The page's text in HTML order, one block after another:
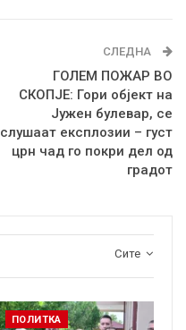
СЛЕДНА
ГОЛЕМ ПОЖАР ВО
СКОПЈЕ: Гори објект на
Јужен булевар, се
слушаат експлозии – густ
црн чад го покри дел од
градот
Сите
ПОЛИТКА